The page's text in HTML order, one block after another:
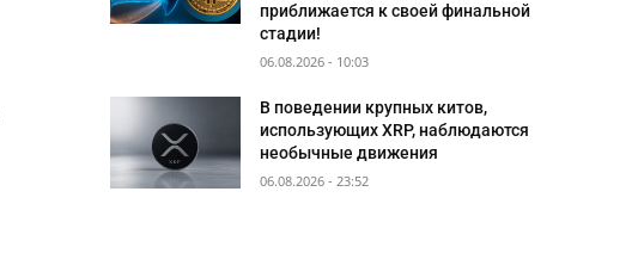
приближается к своей финальной
стадии!
06.08.2026 - 10:03
В поведении крупных китов,
использующих XRP, наблюдаются
необычные движения
06.08.2026 - 23:52